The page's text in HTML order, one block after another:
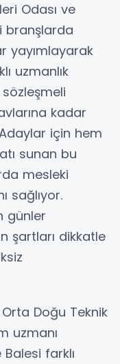
Odası ve
branşlarda
yayımlayarak
uzmanlık
kadar
için hem
sunan bu
mesleki
sağlıyor.
günler
şartları dikkatle
Doğu Teknik
uzmanı
farklı